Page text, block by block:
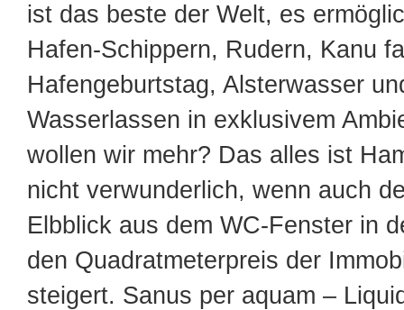
ist das beste der Welt, es
Hafen-Schippern, Rudern, Kanu
Hafengeburtstag, Alsterwasser
Wasserlassen in exklusivem
wollen wir mehr? Das alles ist
nicht verwunderlich, wenn auch
Elbblick aus dem WC-Fenster in
den Quadratmeterpreis der
steigert. Sanus per aquam –